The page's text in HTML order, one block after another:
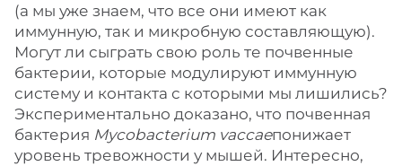
(а мы уже знаем, что все они имеют как
иммунную, так и микробную составляющую).
Могут ли сыграть свою роль те почвенные
бактерии, которые модулируют иммунную
систему и контакта с которыми мы лишились?
Экспериментально доказано, что почвенная
бактерия Mycobacterium vaccaeпонижает
уровень тревожности у мышей. Интересно,